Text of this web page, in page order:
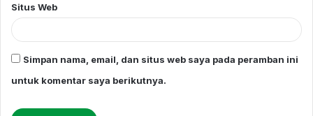
Situs Web
Simpan nama, email, dan situs web saya pada peramban ini
untuk komentar saya berikutnya.